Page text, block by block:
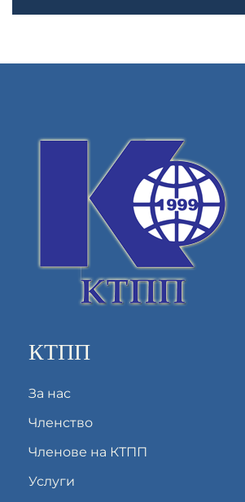
КТПП
За нас
Членство
Членове на КТПП
Услуги